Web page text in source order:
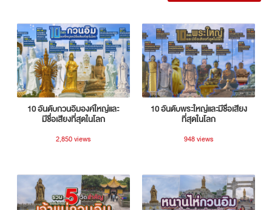
10 อันดับกวนอิมองค์ใหญ่และ
มีชื่อเสียงที่สุดในโลก
2,850 views
10 อันดับพระใหญ่และมีชื่อเสียง
ที่สุดในโลก
948 views